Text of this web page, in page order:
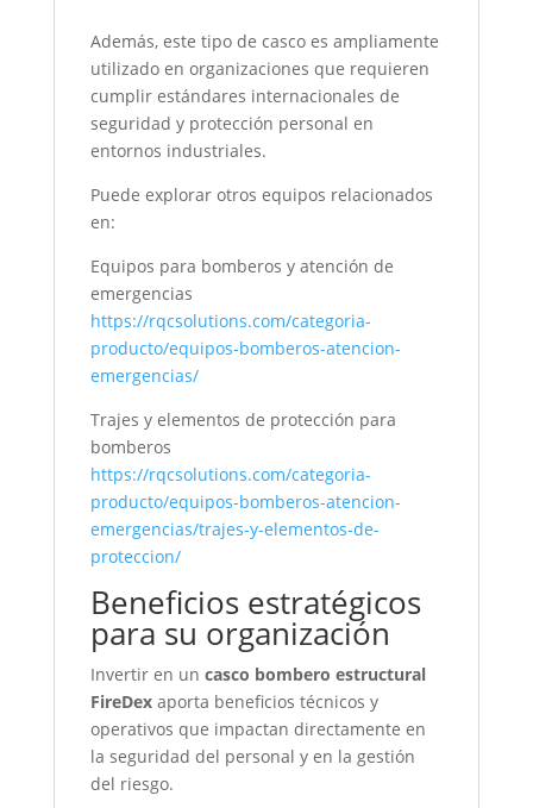
Además, este tipo de casco es ampliamente
utilizado en organizaciones que requieren
cumplir estándares internacionales de
seguridad y protección personal en
entornos industriales.
Puede explorar otros equipos relacionados
en:
Equipos para bomberos y atención de
emergencias
https://rqcsolutions.com/categoria-
producto/equipos-bomberos-atencion-
emergencias/
Trajes y elementos de protección para
bomberos
https://rqcsolutions.com/categoria-
producto/equipos-bomberos-atencion-
emergencias/trajes-y-elementos-de-
proteccion/
Beneficios estratégicos
para su organización
Invertir en un casco bombero estructural
FireDexaporta beneficios técnicos y
operativos que impactan directamente en
la seguridad del personal y en la gestión
del riesgo.